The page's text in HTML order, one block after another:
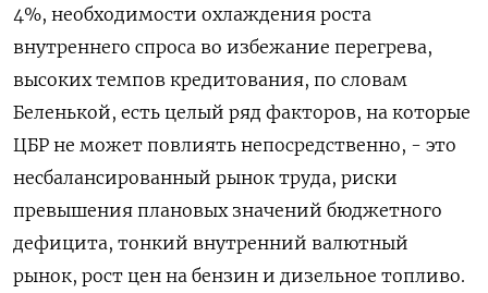
4%, необходимости охлаждения роста
внутреннего спроса во избежание перегрева,
высоких темпов кредитования, по словам
Беленькой, есть целый ряд факторов, на которые
ЦБР не может повлиять непосредственно, - это
несбалансированный рынок труда, риски
превышения плановых значений бюджетного
дефицита, тонкий внутренний валютный
рынок, рост цен на бензин и дизельное топливо.